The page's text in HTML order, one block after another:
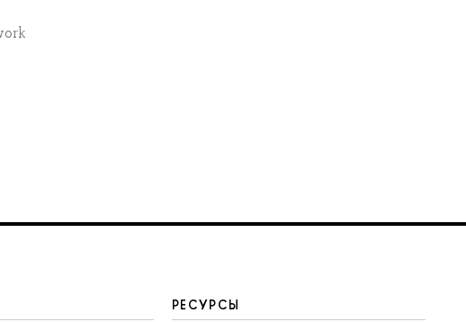
РЕСУРСЫ